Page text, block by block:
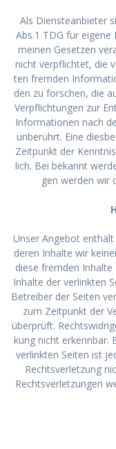
Als Diens­te­an­bie­ter
Abs.1 TDG für
mei­nen Geset­zen
nicht ver­pflich­tet, die
ten frem­den
den zu for­schen, die
Ver­pflich­tun­gen zur
Infor­ma­tio­nen nach
unbe­rührt. Eine
Zeit­punkt der
lich. Bei bekannt
gen wer­den wir
Unser Ange­bot
deren Inhal­te wir
die­se frem­den Inhal­te
Inhal­te der ver­link­ten
Betrei­ber der Sei­ten
zum Zeit­punkt der
über­prüft.
kung nicht erkenn­bar.
ver­link­ten Sei­ten ist
Rechts­ver­let­zung
Rechts­ver­let­zun­gen